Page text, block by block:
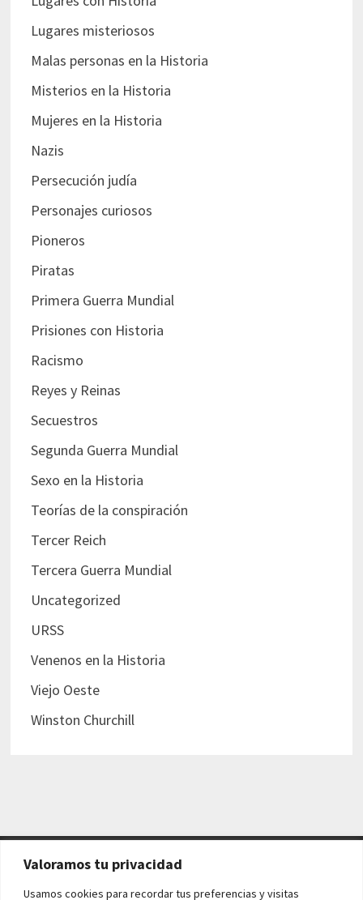
Valoramos tu privacidad
Usamos cookies para recordar tus preferencias y visitas
Lugares misteriosos
Malas personas en la Historia
Misterios en la Historia
Mujeres en la Historia
Nazis
Persecución judía
Personajes curiosos
Pioneros
Piratas
Primera Guerra Mundial
Prisiones con Historia
Racismo
Reyes y Reinas
Secuestros
Segunda Guerra Mundial
Sexo en la Historia
Teorías de la conspiración
Tercer Reich
Tercera Guerra Mundial
Uncategorized
URSS
Venenos en la Historia
Viejo Oeste
Winston Churchill
AVISO LEGAL Y POLÍTICAS